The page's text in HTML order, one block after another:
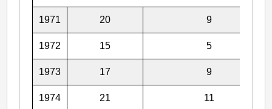
1971 20 9
1972 15 5
1973 17 9
1974 21 11